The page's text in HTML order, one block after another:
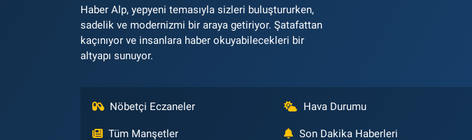
Haber Alp, yepyeni temasıyla sizleri buluştururken,
sadelik ve modernizmi bir araya getiriyor. Şatafattan
kaçınıyor ve insanlara haber okuyabilecekleri bir
altyapı sunuyor.
Nöbetçi Eczaneler Hava Durumu
Tüm Manşetler Son Dakika Haberleri